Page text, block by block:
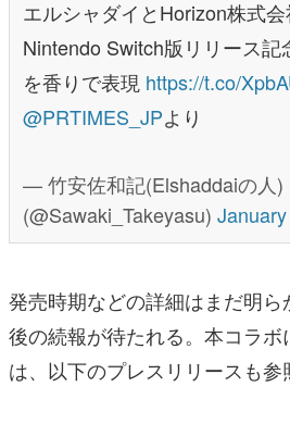
エルシャダイとHorizon株式会
Nintendo Switch版リリース
を香りで表現 https://t.co/
@PRTIMES_JPより
— 竹安佐和記(Elshaddaiの人)
(@Sawaki_Takeyasu)
発売時期などの詳細はまだ明
後の続報が待たれる。本コラ
は、以下のプレスリリースも参